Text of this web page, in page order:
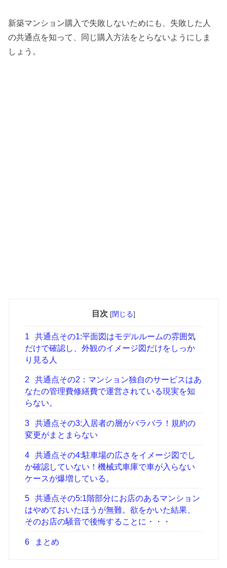
新築マンション購入で失敗しないためにも、失敗した人
の共通点を知って、同じ購入方法をとらないようにしま
しょう。
目次 [閉じる]
1
共通点その1:平面図はモデルルームの雰囲気
だけで確認し、外観のイメージ図だけをしっか
り見る人
2
共通点その2：マンション独自のサービスはあ
なたの管理費修繕費で運営されている現実を知
らない。
3
共通点その3:入居者の層がバラバラ！規約の
変更がまとまらない
4
共通点その4:駐車場の広さをイメージ図でし
か確認していない！機械式車庫で車が入らない
ケースが爆増している。
5
共通点その5:1階部分にお店のあるマンション
はやめておいたほうが無難。欲をかいた結果、
そのお店の騒音で後悔することに・・・
6 まとめ